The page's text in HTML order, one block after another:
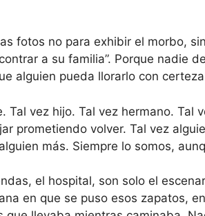
fotos no para exhibir el morbo,
a su familia”. Porque nadie
alguien pueda llorarlo con
Tal vez hijo. Tal vez hermano. Tal
prometiendo volver. Tal vez
más. Siempre lo somos,
el hospital, son solo el
en que se puso esos zapatos,